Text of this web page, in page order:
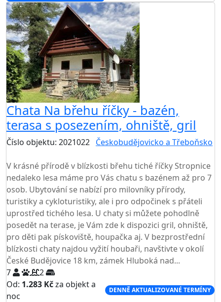
Chata Na břehu říčky - bazén,
terasa s posezením, ohniště, gril
Číslo objektu: 2021022 Českobudějovicko a Třeboňsko
V krásné přírodě v blízkosti břehu tiché říčky Stropnice
nedaleko lesa máme pro Vás chatu s bazénem až pro 7
osob. Ubytování se nabízí pro milovníky přírody,
turistiky a cykloturistiky, ale i pro odpočinek s přáteli
uprostřed tichého lesa. U chaty si můžete pohodlně
posedět na terase, je Vám zde k dispozici gril, ohniště,
pro děti pak pískoviště, houpačka aj. V bezprostřední
blízkosti chaty najdou vyžití houbaři, navštivte v okolí
České Budějovice 18 km, zámek Hluboká nad...
7
2
Od: 1.283 Kčza objekt a
noc
DENNĚ AKTUALIZOVANÉ TERMÍNY